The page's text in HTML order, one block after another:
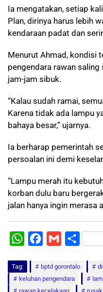
Ia mengatakan, setiap
Plan, dirinya harus lebih
kendaraan padat dan
Menurut Ahmad, kondisi
pengendara rawan
jam-jam sibuk.
“Kalau sudah ramai,
Karena tidak ada lampu
bahaya besar,” ujarnya.
Ia berharap pemerintah
persoalan ini demi
“Lampu merah itu
korban dulu baru
jalan hanya ingin merasa
W
t
c
e
a
i
S
a
r
Tag: bptd gorontalo
keluhan pengendara